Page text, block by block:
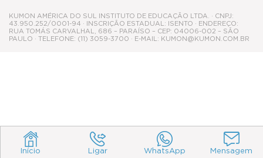
Início Ligar WhatsApp Mensagem
KUMON AMÉRICA DO SUL INSTITUTO DE EDUCAÇÃO LTDA. · CNPJ:
43.950.252/0001-94 · INSCRIÇÃO ESTADUAL: ISENTO · ENDEREÇO:
RUA TOMÁS CARVALHAL, 686 – PARAÍSO – CEP: 04006-002 – SÃO
PAULO · TELEFONE: (11) 3059-3700 · E-MAIL: KUMON@KUMON.COM.BR